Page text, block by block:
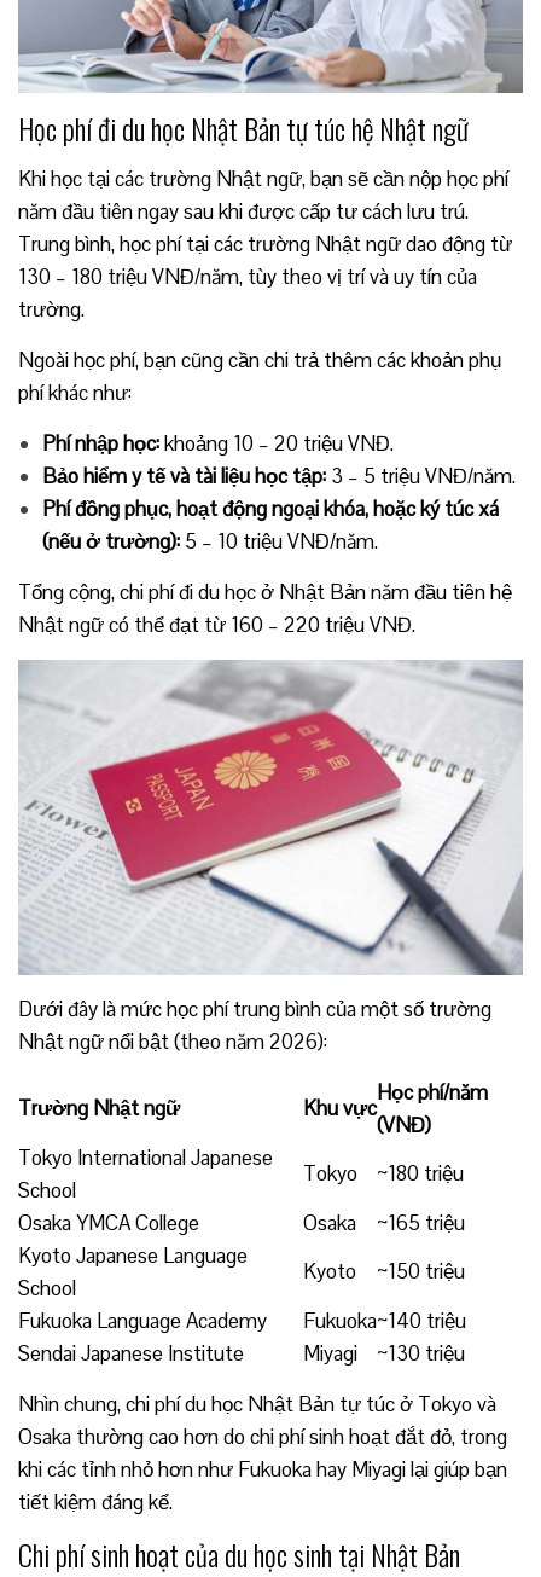
Học phí đi du học Nhật Bản tự túc hệ Nhật ngữ
Khi học tại các trường Nhật ngữ, bạn sẽ cần nộp học phí
năm đầu tiên ngay sau khi được cấp tư cách lưu trú.
Trung bình, học phí tại các trường Nhật ngữ dao động từ
130 – 180 triệu VNĐ/năm, tùy theo vị trí và uy tín của
trường.
Ngoài học phí, bạn cũng cần chi trả thêm các khoản phụ
phí khác như:
Phí nhập học:khoảng 10 – 20 triệu VNĐ.
Bảo hiểm y tế và tài liệu học tập: 3 – 5 triệu VNĐ/năm.
Phí đồng phục, hoạt động ngoại khóa, hoặc ký túc xá
(nếu ở trường): 5 – 10 triệu VNĐ/năm.
Tổng cộng, chi phí đi du học ở Nhật Bản năm đầu tiên hệ
Nhật ngữ có thể đạt từ 160 – 220 triệu VNĐ.
Dưới đây là mức học phí trung bình của một số trường
Nhật ngữ nổi bật (theo năm 2026):
Trường Nhật ngữ Khu vực
Học phí/năm
(VNĐ)
Tokyo International Japanese
School
Tokyo
~180 triệu
Osaka YMCA College
Osaka
~165 triệu
Kyoto Japanese Language
School
Kyoto
~150 triệu
Fukuoka Language Academy
Fukuoka~140 triệu
Sendai Japanese Institute
Miyagi
~130 triệu
Nhìn chung, chi phí du học Nhật Bản tự túc ở Tokyo và
Osaka thường cao hơn do chi phí sinh hoạt đắt đỏ, trong
khi các tỉnh nhỏ hơn như Fukuoka hay Miyagi lại giúp bạn
tiết kiệm đáng kể.
Chi phí sinh hoạt của du học sinh tại Nhật Bản